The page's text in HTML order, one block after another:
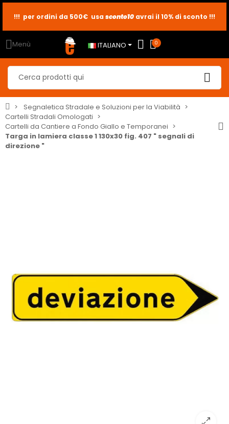
sconto2
sconto5
sconto10
Menù ITALIANO 0
Segnaletica Stradale e Soluzioni per la Viabilità
Cartelli Stradali Omologati
Cartelli da Cantiere a Fondo Giallo e Temporanei
Targa in lamiera classe 1 130x30 fig. 407 " segnali di
direzione "